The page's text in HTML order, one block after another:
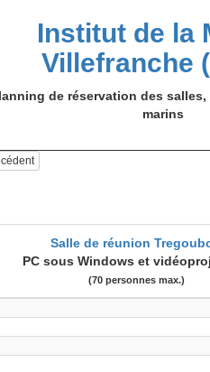
Institut de la
Villefranche
de réservation des
marins
Salle de réunion
PC sous Windows et
(70 personnes max.)